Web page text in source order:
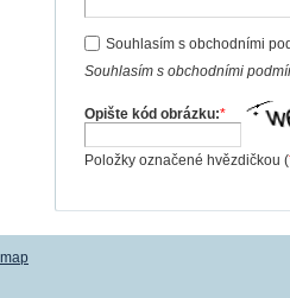
Souhlasím s obchodními
Souhlasím s obchodními
Opište kód obrázku:*
Položky označené hvězdičkou (